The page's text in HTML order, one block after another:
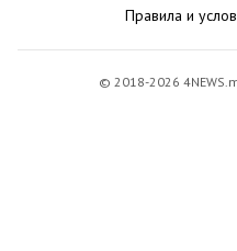
Правила и
© 2018-2026